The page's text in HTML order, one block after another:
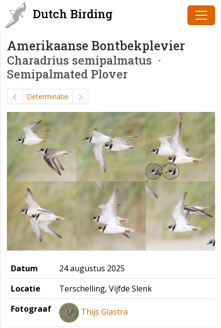
Dutch Birding
Amerikaanse Bontbekplevier
Charadrius semipalmatus ·
Semipalmated Plover
Determinatie
Datum
24 augustus 2025
Locatie
Terschelling, Vijfde Slenk
Fotograaf
Thijs Glastra